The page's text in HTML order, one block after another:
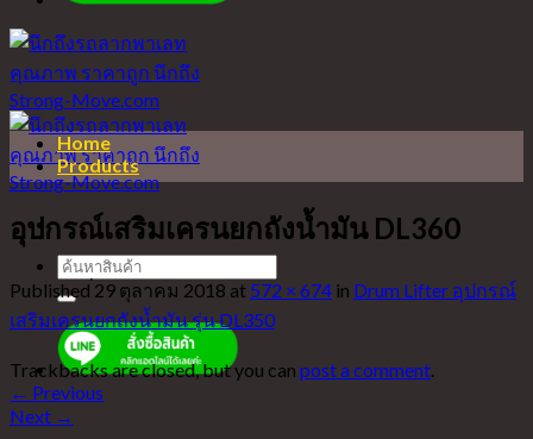
ค้นหา:
Home
Products
อุปกรณ์เสริมเครนยกถังน้ำมัน DL360
Published ่29 ตุลาคม 2018 at 572 × 674 in Drum Lifter อุปกรณ์
เสริมเครนยกถังน้ำมัน รุ่น DL350
Trackbacks are closed, but you can post a comment.
← Previous
Next →